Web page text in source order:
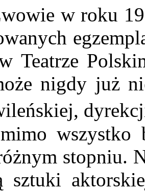
w roku
Teatrze
nigdy już
mimo
stopniu.
sztuki